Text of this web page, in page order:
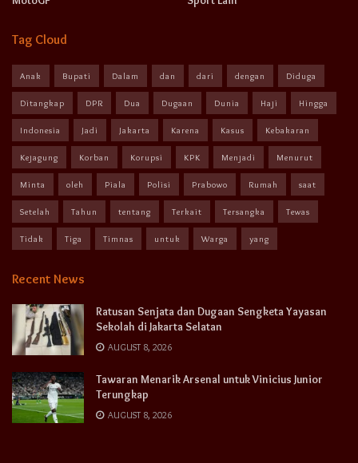
Tag Cloud
Anak Bupati Dalam dan dari dengan Diduga
Ditangkap DPR Dua Dugaan Dunia Haji Hingga
Indonesia Jadi Jakarta Karena Kasus Kebakaran
Kejagung Korban Korupsi KPK Menjadi Menurut
Minta oleh Piala Polisi Prabowo Rumah saat
Setelah Tahun tentang Terkait Tersangka Tewas
Tidak Tiga Timnas untuk Warga yang
Recent News
Ratusan Senjata dan Dugaan Sengketa Yayasan
Sekolah di Jakarta Selatan
AUGUST 8, 2026
Tawaran Menarik Arsenal untuk Vinicius Junior
Terungkap
AUGUST 8, 2026